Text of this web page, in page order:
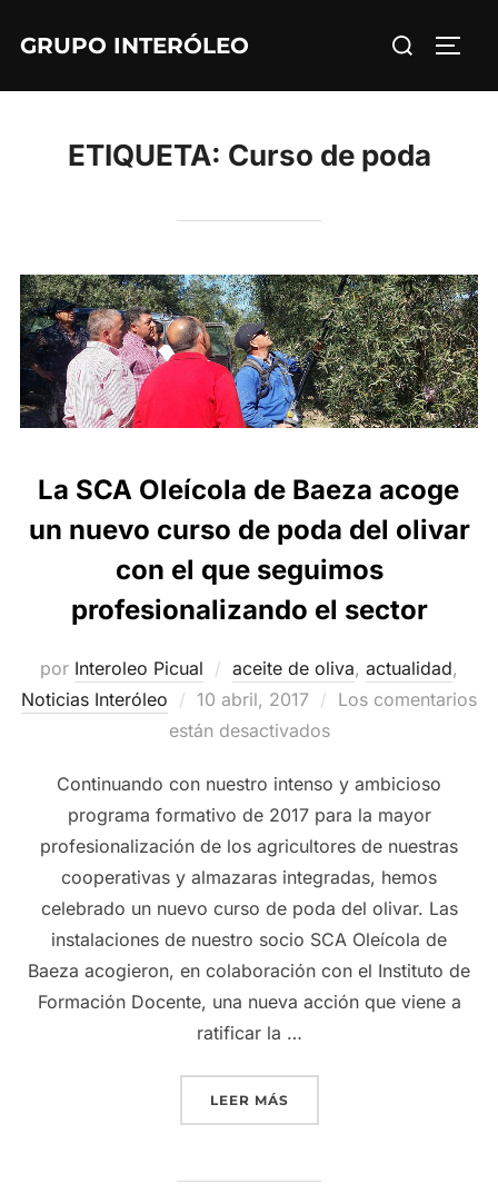
GRUPO INTERÓLEO Buscar:
ETIQUETA: Curso de poda
La SCA Oleícola de Baeza acoge
un nuevo curso de poda del olivar
con el que seguimos
profesionalizando el sector
por Interoleo Picual aceite de oliva, actualidad,
Noticias Interóleo
Publicado
el
10 abril, 2017
Los comentarios
están desactivados
Continuando con nuestro intenso y ambicioso
programa formativo de 2017 para la mayor
profesionalización de los agricultores de nuestras
cooperativas y almazaras integradas, hemos
celebrado un nuevo curso de poda del olivar. Las
instalaciones de nuestro socio SCA Oleícola de
Baeza acogieron, en colaboración con el Instituto de
Formación Docente, una nueva acción que viene a
ratificar la …
LEER MÁS«LA SCA OLEÍCOLA DE